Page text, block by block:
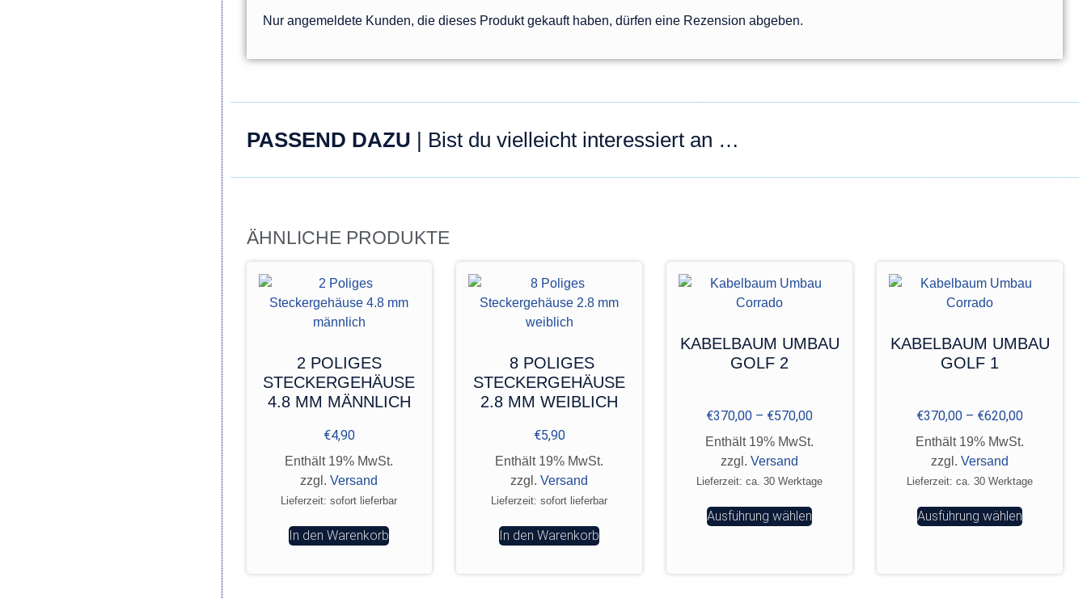
Nur angemeldete Kunden, die dieses Produkt gekauft haben, dürfen eine Rezension abgeben.
PASSEND DAZU | Bist du vielleicht interessiert an …
ÄHNLICHE PRODUKTE
2 POLIGES
STECKERGEHÄUSE
4.8 MM MÄNNLICH
€4,90
Enthält 19% MwSt.
zzgl.Versand
Lieferzeit: sofort lieferbar
In den Warenkorb
8 POLIGES
STECKERGEHÄUSE
2.8 MM WEIBLICH
€5,90
Enthält 19% MwSt.
zzgl.Versand
Lieferzeit: sofort lieferbar
In den Warenkorb
KABELBAUM UMBAU
GOLF 2
€370,00 – €570,00
Enthält 19% MwSt.
zzgl.Versand
Lieferzeit: ca. 30 Werktage
Ausführung wählen
KABELBAUM UMBAU
GOLF 1
€370,00 – €620,00
Enthält 19% MwSt.
zzgl.Versand
Lieferzeit: ca. 30 Werktage
Ausführung wählen